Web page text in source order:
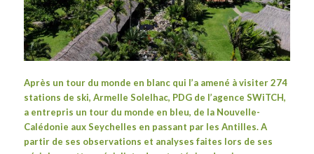
Après un tour du monde en blancqui l’a amené à visiter 274
stations de ski, Armelle Solelhac, PDG de l’agence SWiTCH,
a entrepris un tour du monde en bleu, de la Nouvelle-
Calédonie aux Seychelles en passant par les Antilles. A
partir de ses observations et analyses faites lors de ses